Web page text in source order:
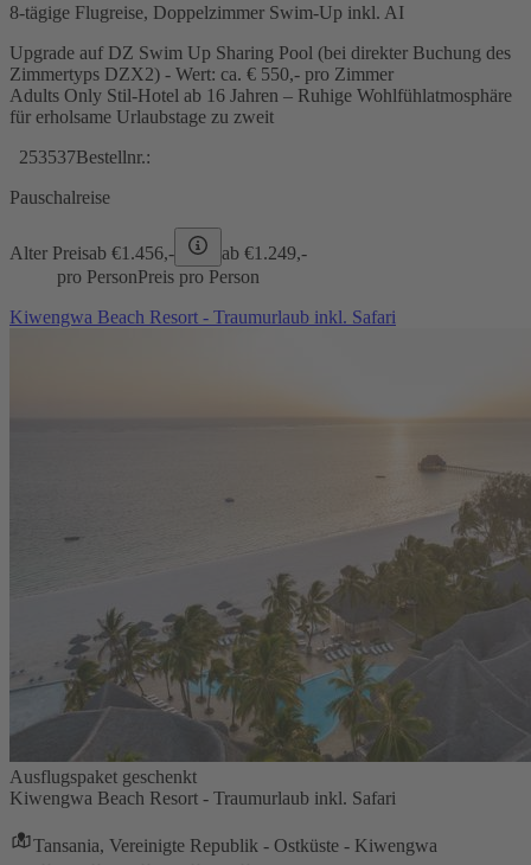
8-tägige Flugreise, Doppelzimmer Swim-Up inkl. AI
Upgrade auf DZ Swim Up Sharing Pool (bei direkter Buchung des
Zimmertyps DZX2) - Wert: ca. € 550,- pro Zimmer
Adults Only Stil-Hotel ab 16 Jahren – Ruhige Wohlfühlatmosphäre
für erholsame Urlaubstage zu zweit
253537Bestellnr.:
Pauschalreise
Alter Preisab €1.456,- ab €1.249,-
pro PersonPreis pro Person
Kiwengwa Beach Resort - Traumurlaub inkl. Safari
Ausflugspaket geschenkt
Kiwengwa Beach Resort - Traumurlaub inkl. Safari
Tansania, Vereinigte Republik - Ostküste - Kiwengwa